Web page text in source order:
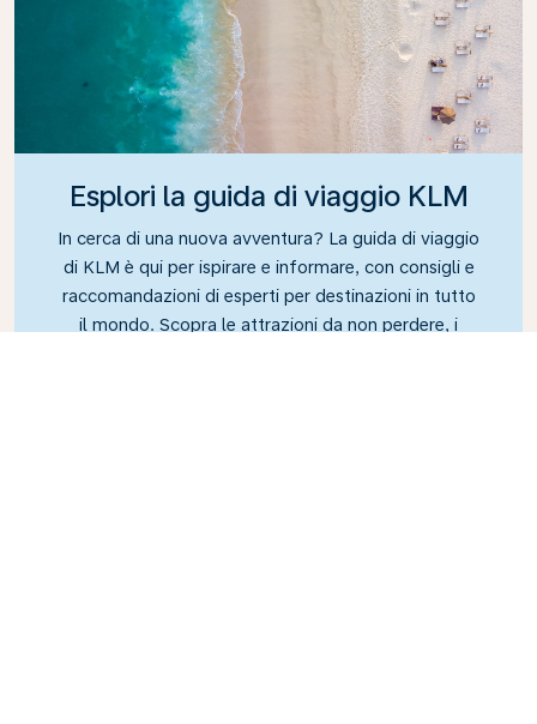
Esplori la guida di viaggio KLM
In cerca di una nuova avventura? La guida di viaggio
di KLM è qui per ispirare e informare, con consigli e
raccomandazioni di esperti per destinazioni in tutto
il mondo. Scopra le attrazioni da non perdere, i